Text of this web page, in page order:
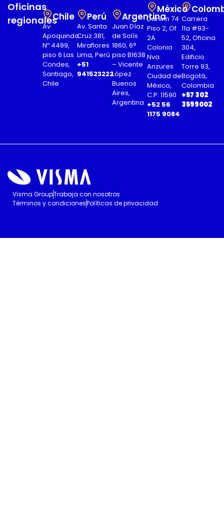
Oficinas
regionalesChile
Av.
Apoquindo
Nº 4499,
piso 6 Las
Condes,
Santiago,
Chile
Perú
Av. Santa
Cruz 381,
Miraflores
Lima, Perú
+51
941523222
Argentina
Juan Díaz
de Solís
1860, 6°
piso B1638
– Vicente
López
Buenos
Aires,
Argentina
México
Darwin 74
Piso 2, Of.
2A
Colonia
Nva.
Anzures
Ciudad de
México,
C.P. 11590
+52 56
1175 9084
Carrera
11a #93-
52, Oficina
304,
Edificio
Torre 93,
Bogotá,
Colombia
+57 302
3599002
Visma GroupTrabaja con nosotros
Términos y condicionesPolíticas de privacidad